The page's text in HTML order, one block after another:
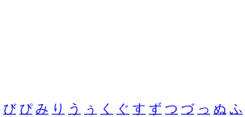
び ぴ み り う ぅ く ぐ す ず つ づ っ ぬ ふ